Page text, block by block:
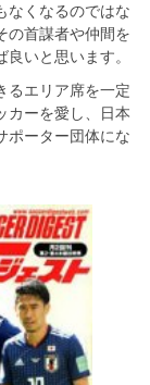
なくなるのではな
の首謀者や仲間を
いと思います。
るエリア席を一定
カーを愛し、日本
ポーター団体にな